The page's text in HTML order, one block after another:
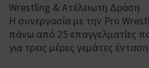
Wrestling & Ατέλειωτη Δράση
Η συνεργασία με την Pro
πάνω από 25 επαγγελματίες
για τρεις μέρες γεμάτες